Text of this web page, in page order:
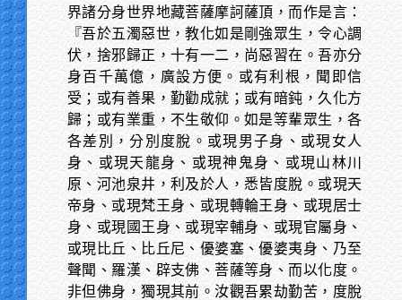
界諸分身世界地藏菩薩摩訶薩頂，而作是言：
『吾於五濁惡世，教化如是剛強眾生，令心調
伏，捨邪歸正，十有一二，尚惡習在。吾亦分
身百千萬億，廣設方便。或有利根，聞即信
受；或有善果，勤勸成就；或有暗鈍，久化方
歸；或有業重，不生敬仰。如是等輩眾生，各
各差別，分別度脫。或現男子身、或現女人
身、或現天龍身、或現神鬼身、或現山林川
原、河池泉井，利及於人，悉皆度脫。或現天
帝身、或現梵王身、或現轉輪王身、或現居士
身、或現國王身、或現宰輔身、或現官屬身、
或現比丘、比丘尼、優婆塞、優婆夷身、乃至
聲聞、羅漢、辟支佛、菩薩等身、而以化度。
非但佛身，獨現其前。汝觀吾累劫勤苦，度脫